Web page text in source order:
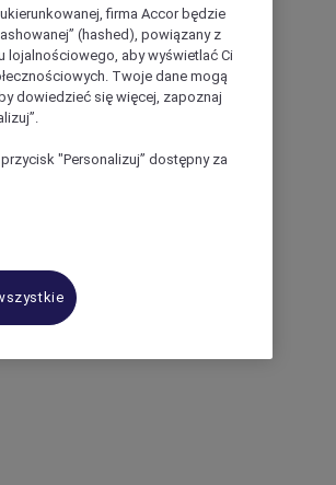
firma Accor będzie
(hashed), powiązany z
lojalnościowego, aby wyświetlać Ci
Twoje dane mogą
dowiedzieć się więcej, zapoznaj
"Personalizuj” dostępny za